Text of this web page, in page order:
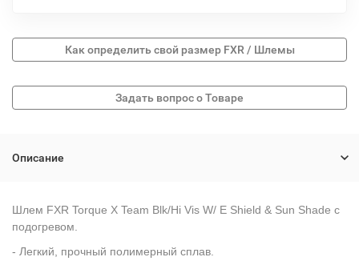
Как определить свой размер FXR / Шлемы
Описание
Шлем FXR Torque X Team Blk/Hi Vis W/ E Shield & Sun Shade с
подогревом.
- Легкий, прочный полимерный сплав.